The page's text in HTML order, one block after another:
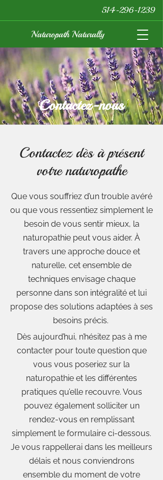
514-296-1239
Naturopath Naturally
Contactez-nous
Contactez dès à présent
votre naturopathe
Que vous souffriez d’un trouble avéré
ou que vous ressentiez simplement le
besoin de vous sentir mieux, la
naturopathie peut vous aider. À
travers une approche douce et
naturelle, cet ensemble de
techniques envisage chaque
personne dans son intégralité et lui
propose des solutions adaptées à ses
besoins précis.
Dès aujourd’hui, n’hésitez pas à me
contacter pour toute question que
vous vous poseriez sur la
naturopathie et les différentes
pratiques qu’elle recouvre. Vous
pouvez également solliciter un
rendez-vous en remplissant
simplement le formulaire ci-dessous.
Je vous rappellerai dans les meilleurs
délais et nous conviendrons
ensemble du moment de votre